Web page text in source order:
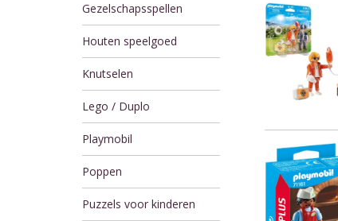
Gezelschapsspellen
Houten speelgoed
Knutselen
Lego / Duplo
Playmobil
Poppen
Puzzels voor kinderen